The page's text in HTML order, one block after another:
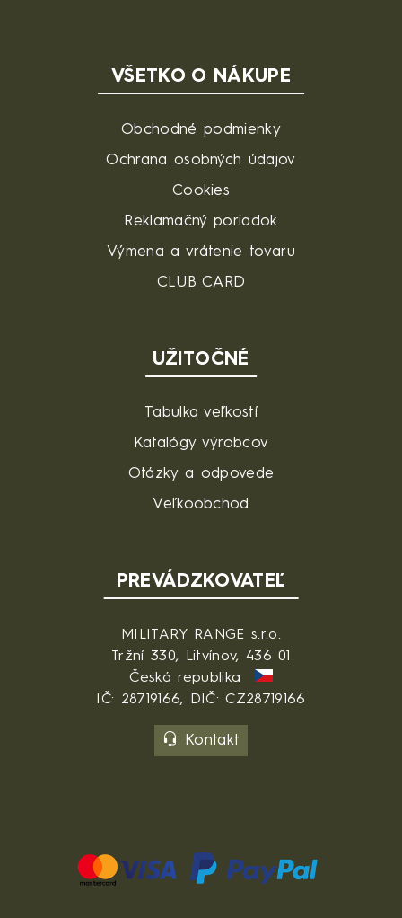
VŠETKO O NÁKUPE
Obchodné podmienky
Ochrana osobných údajov
Cookies
Reklamačný poriadok
Výmena a vrátenie tovaru
CLUB CARD
UŽITOČNÉ
Tabulka veľkostí
Katalógy výrobcov
Otázky a odpovede
Veľkoobchod
PREVÁDZKOVATEĽ
MILITARY RANGE s.r.o.
Tržní 330, Litvínov, 436 01
Česká republika
IČ: 28719166, DIČ: CZ28719166
Kontakt